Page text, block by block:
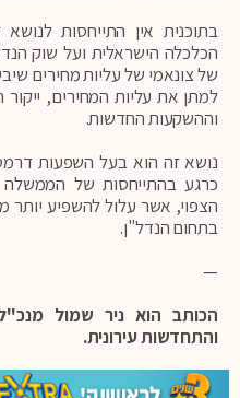
בתוכנית אין התייחסות
הכלכלה הישראלית ועל שוק
של צונאמי של עליות מחירים
למתן את עליות המחירים,
וההשקעות החדשות.
נושא זה הוא בעל השפעות
כרגע בהתייחסות של
הצפוי, אשר עלול להשפיע יותר
בתחום הנדל"ן.
—
הכותב הוא ניר שמול
והתחדשות עירונית.